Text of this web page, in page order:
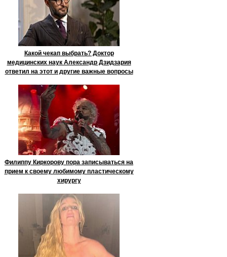
Какой чекап выбрать? Доктор
медицинских наук Александр Дзидзария
ответил на этот и другие важные вопросы
Филиппу Киркорову пора записываться на
прием к своему любимому пластическому
хирургу